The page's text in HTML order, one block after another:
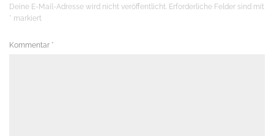
Deine E-Mail-Adresse wird nicht veröffentlicht. Erforderliche Felder sind mit
* markiert
Kommentar *